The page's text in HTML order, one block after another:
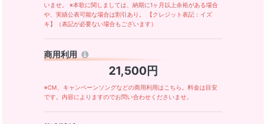
いませ。 ※本歌に関しましては、納期に1ヶ月以上余裕がある場合
や、実績公表可能な場合は割引あり。 【クレジット表記：イズ
キ】（表記が必要ない場合もございます）
商用利用
21,500円
※CM、キャンペーンソングなどの商用利用はこちら。料金は目安
です。内容によりますのでお問い合わせくださいませ。